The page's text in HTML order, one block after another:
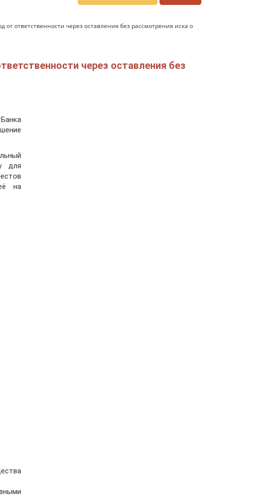
ответственности через оставления без рассмотрения иска о
через оставления без
для
на